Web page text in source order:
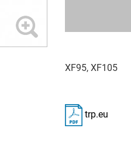
XF95, XF105
trp.eu